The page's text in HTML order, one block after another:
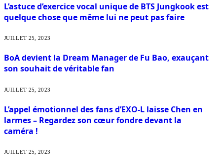
L’astuce d’exercice vocal unique de BTS Jungkook est
quelque chose que même lui ne peut pas faire
JUILLET 25, 2023
BoA devient la Dream Manager de Fu Bao, exauçant
son souhait de véritable fan
JUILLET 25, 2023
L’appel émotionnel des fans d’EXO-L laisse Chen en
larmes – Regardez son cœur fondre devant la
caméra !
JUILLET 25, 2023